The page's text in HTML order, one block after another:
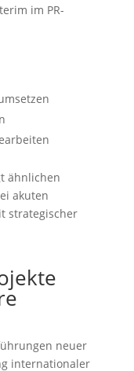
im PR-
ähnlichen
akuten
strategischer
neuer
internationaler